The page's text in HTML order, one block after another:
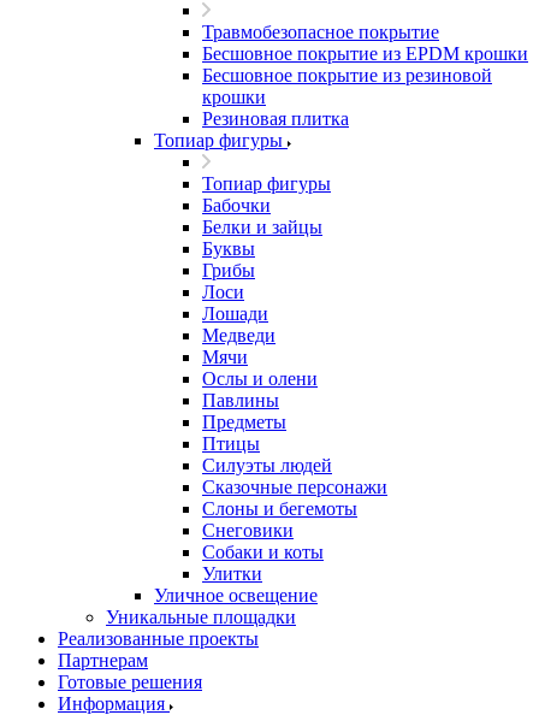
Травмобезопасное покрытие
Бесшовное покрытие из EPDM крошки
Бесшовное покрытие из резиновой
крошки
Резиновая плитка
Топиар фигуры
Топиар фигуры
Бабочки
Белки и зайцы
Буквы
Грибы
Лоси
Лошади
Медведи
Мячи
Ослы и олени
Павлины
Предметы
Птицы
Силуэты людей
Сказочные персонажи
Слоны и бегемоты
Снеговики
Собаки и коты
Улитки
Уличное освещение
Уникальные площадки
Реализованные проекты
Партнерам
Готовые решения
Информация